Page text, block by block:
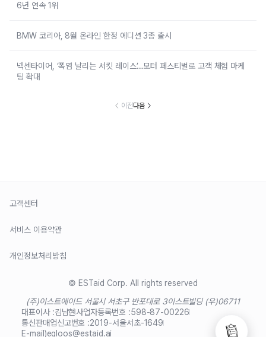
6년 연속 1위
BMW 코리아, 8월 온라인 한정 에디션 3종 출시
넥센타이어, ‘폭염 날리는 서킷 레이스’…모터 페스티벌로 고객 체험 마케
팅 확대
이전다음
고객센터
서비스 이용약관
개인정보처리방침
© ESTaid Corp. All rights reserved
(주)이스트에이드 서울시 서초구 반포대로 3이스트빌딩 (우)06711
대표이사 :김남현사업자등록번호 :598-87-00226
통신판매업신고번호 :2019-서울서초-1649
E-mail)egloos@estaid.ai